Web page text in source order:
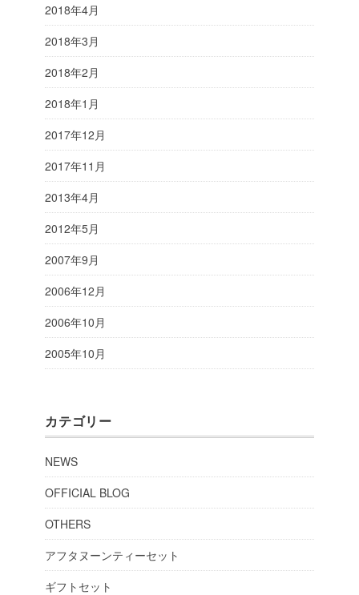
2018年4月
2018年3月
2018年2月
2018年1月
2017年12月
2017年11月
2013年4月
2012年5月
2007年9月
2006年12月
2006年10月
2005年10月
カテゴリー
NEWS
OFFICIAL BLOG
OTHERS
アフタヌーンティーセット
ギフトセット